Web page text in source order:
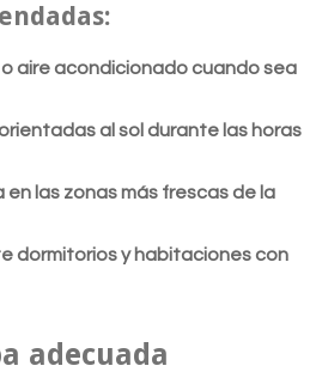
aire acondicionado cuando sea
al sol durante las horas
en las zonas más frescas de la
dormitorios y habitaciones con
adecuada